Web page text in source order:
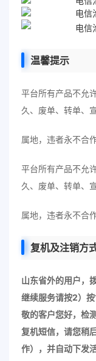
温馨提示
平台所有产品不允
久、废单、转单、
属地，违者永不合
平台所有产品不允
久、废单、转单、
属地，违者永不合
复机及注销方
山东省外的用户，
继续服务请按2）
敬的客户您好，检
复机短信，请您稍
作），并自动下发